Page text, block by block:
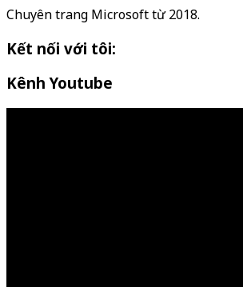
Chuyên trang Microsoft từ 2018.
Kết nối với tôi:
Kênh Youtube